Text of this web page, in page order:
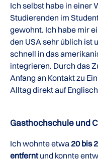
Ich selbst habe in einer
Studierenden im
gewohnt. Ich habe mir
den USA sehr üblich ist
schnell in das
integrieren. Durch das
Anfang an Kontakt zu
Alltag direkt auf
Gasthochschule und
Ich wohnte etwa 20 bis
entferntund konnte